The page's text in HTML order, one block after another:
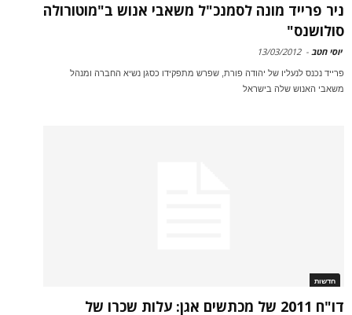
ניר פרייד מונה לסמנכ"ל משאבי אנוש ב"מוטורולה
סולושנס"
יוסי חטב -
13/03/2012
פרייד נכנס לנעליו של יהודה פורת, שפרש מתפקידו כסגן נשיא החברה ומנהל
משאבי האנוש שלה בישראל
חדשות
דו"ח 2011 של מכתשים אגן: עלות שכרו של